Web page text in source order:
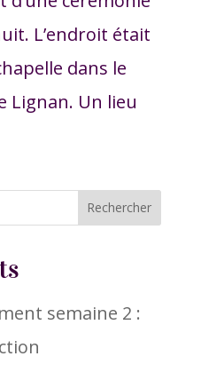
L’endroit était
dans le
Lignan. Un lieu
semaine 2 :